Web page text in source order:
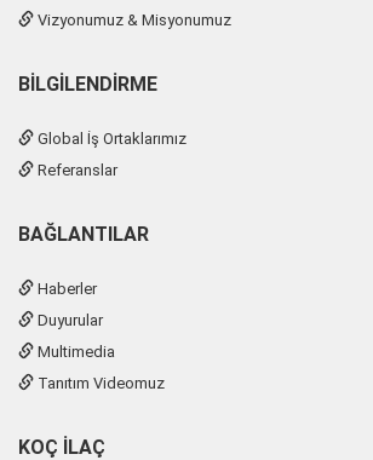
Vizyonumuz & Misyonumuz
BILGILENDIRME
Global İş Ortaklarımız
Referanslar
BAĞLANTILAR
Haberler
Duyurular
Multimedia
Tanıtım Videomuz
KOÇ İLAÇ